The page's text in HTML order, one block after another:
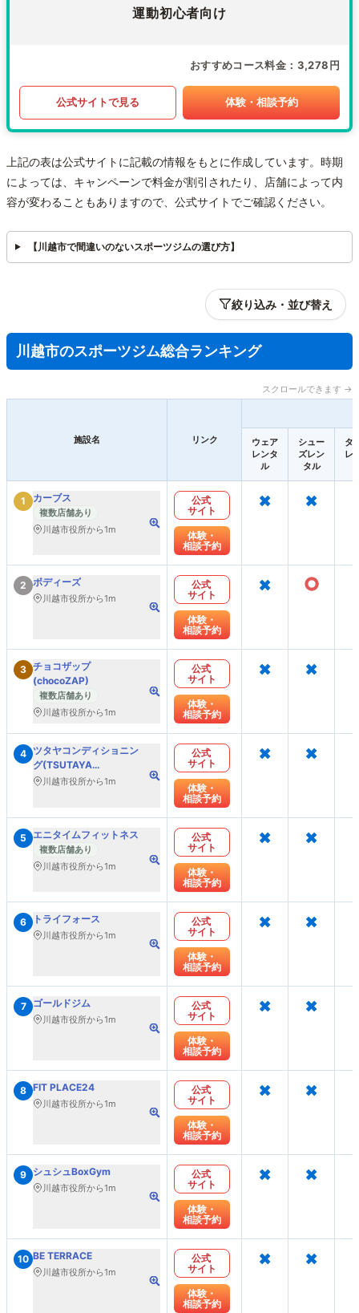
運動初心者向け
おすすめコース料金 3,278円
公式サイトで見る 体験・相談予約
上記の表は公式サイトに記載の情報をもとに作成しています。時期
によっては、キャンペーンで料金が割引されたり、店舗によって内
容が変わることもありますので、公式サイトでご確認ください。
【川越市で間違いのないスポーツジムの選び方】
絞り込み・並び替え
川越市のスポーツジム総合ランキング
スクロールできます →
施設名 リンク
ウェア
レンタ
ル
シュー
ズレン
タル
タ
レ
1 カーブス
複数店舗あり
川越市役所から1m
公式
サイト
体験・
相談予約
× ×
2 ボディーズ
川越市役所から1m
公式
サイト
体験・
相談予約
× ○
3 チョコザップ
(chocoZAP)
複数店舗あり
川越市役所から1m
公式
サイト
体験・
相談予約
× ×
4 ツタヤコンディショニン
グ(TSUTAYA
Conditioning)PILATES
川越市役所から1m
公式
サイト
体験・
相談予約
× ×
5 エニタイムフィットネス
複数店舗あり
川越市役所から1m
公式
サイト
体験・
相談予約
× ×
6 トライフォース
川越市役所から1m
公式
サイト
体験・
相談予約
× ×
7 ゴールドジム
川越市役所から1m
公式
サイト
体験・
相談予約
× ×
8 FIT PLACE24
川越市役所から1m
公式
サイト
体験・
相談予約
× ×
9 シュシュBoxGym
川越市役所から1m
公式
サイト
体験・
相談予約
× ×
10 BE TERRACE
川越市役所から1m
公式
サイト
体験・
相談予約
× ×